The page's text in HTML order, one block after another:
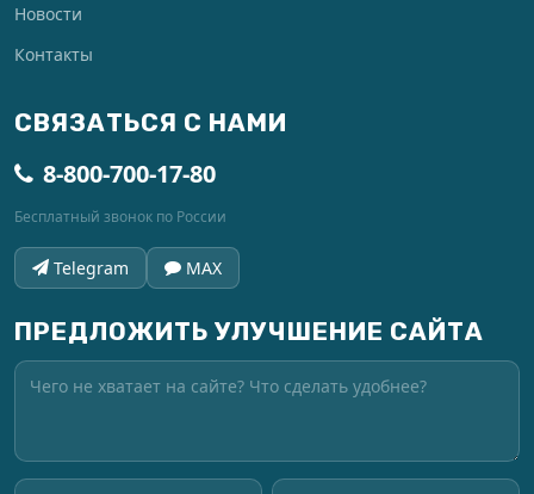
Новости
Контакты
СВЯЗАТЬСЯ С НАМИ
8-800-700-17-80
Бесплатный звонок по России
Telegram MAX
ПРЕДЛОЖИТЬ УЛУЧШЕНИЕ САЙТА